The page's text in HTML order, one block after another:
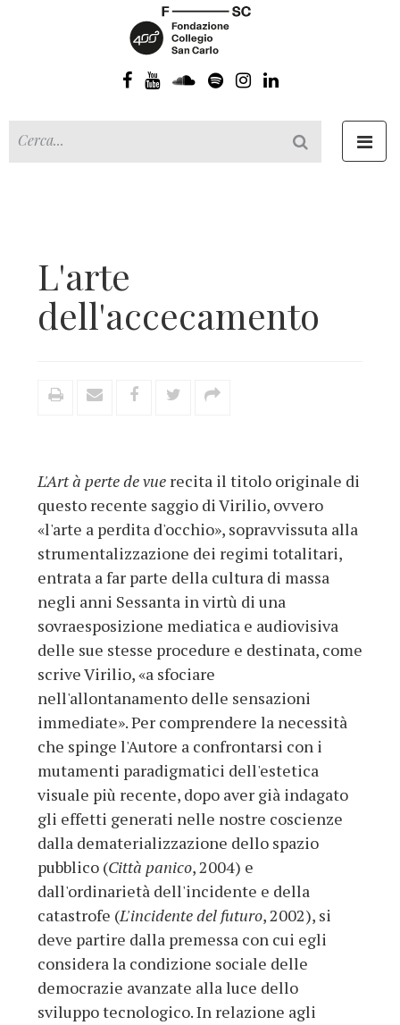
L'arte
dell'accecamento
L'Art à perte de vue recita il titolo originale di
questo recente saggio di Virilio, ovvero
«l'arte a perdita d'occhio», sopravvissuta alla
strumentalizzazione dei regimi totalitari,
entrata a far parte della cultura di massa
negli anni Sessanta in virtù di una
sovraesposizione mediatica e audiovisiva
delle sue stesse procedure e destinata, come
scrive Virilio, «a sfociare
nell'allontanamento delle sensazioni
immediate». Per comprendere la necessità
che spinge l'Autore a confrontarsi con i
mutamenti paradigmatici dell'estetica
visuale più recente, dopo aver già indagato
gli effetti generati nelle nostre coscienze
dalla dematerializzazione dello spazio
pubblico (Città panico, 2004) e
dall'ordinarietà dell'incidente e della
catastrofe (L'incidente del futuro, 2002), si
deve partire dalla premessa con cui egli
considera la condizione sociale delle
democrazie avanzate alla luce dello
sviluppo tecnologico. In relazione agli